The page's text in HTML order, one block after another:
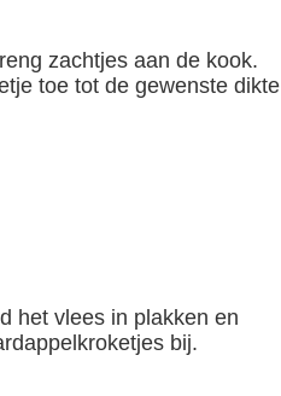
toe tot de gewenste dikte
bij.